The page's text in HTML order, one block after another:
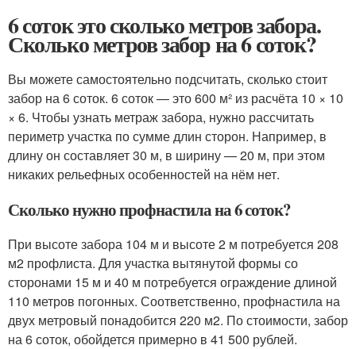
6 соток это сколько метров забора.
Сколько метров забор на 6 соток?
Вы можете самостоятельно подсчитать, сколько стоит
забор на 6 соток. 6 соток — это 600 м² из расчёта 10 × 10
× 6. Чтобы узнать метраж забора, нужно рассчитать
периметр участка по сумме длин сторон. Например, в
длину он составляет 30 м, в ширину — 20 м, при этом
никаких рельефных особенностей на нём нет.
Сколько нужно профнастила на 6 соток?
При высоте забора 104 м и высоте 2 м потребуется 208
м2 профлиста. Для участка вытянутой формы со
сторонами 15 м и 40 м потребуется ограждение длиной
110 метров погонных. Соответственно, профнастила на
двух метровый понадобится 220 м2. По стоимости, забор
на 6 соток, обойдется примерно в 41 500 рублей.